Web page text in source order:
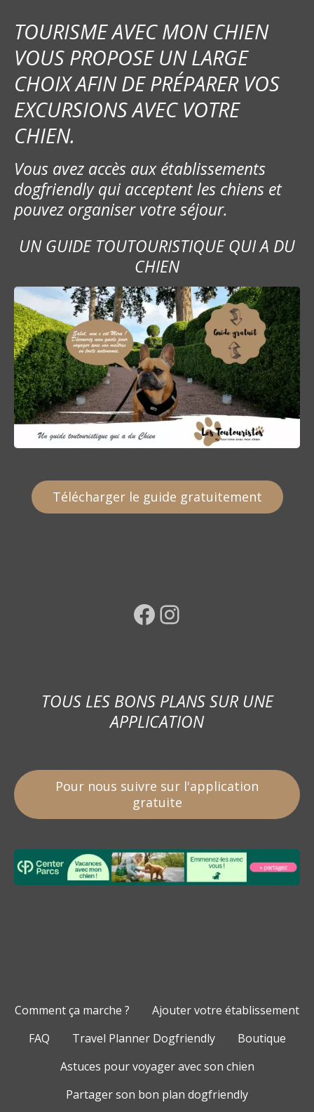
TOURISME AVEC MON CHIEN
VOUS PROPOSE UN LARGE
CHOIX AFIN DE PRÉPARER VOS
EXCURSIONS AVEC VOTRE
CHIEN.
Vous avez accès aux établissements
dogfriendly qui acceptent les chiens et
pouvez organiser votre séjour.
UN GUIDE TOUTOURISTIQUE QUI A DU
CHIEN
Télécharger le guide gratuitement
Facebook Instagram
TOUS LES BONS PLANS SUR UNE
APPLICATION
Pour nous suivre sur l'application
gratuite
Comment ça marche ?
Ajouter votre établissement
FAQ
Travel Planner Dogfriendly
Boutique
Astuces pour voyager avec son chien
Partager son bon plan dogfriendly